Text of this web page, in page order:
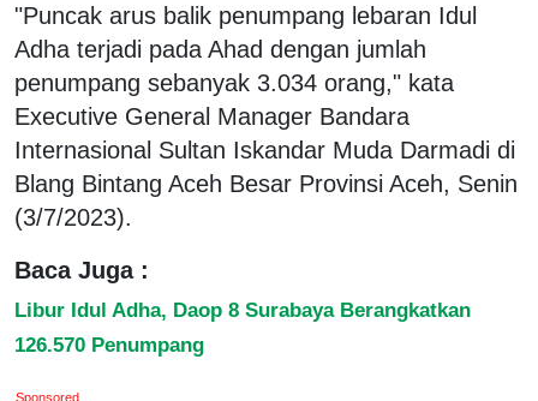
"Puncak arus balik penumpang lebaran Idul
Adha terjadi pada Ahad dengan jumlah
penumpang sebanyak 3.034 orang," kata
Executive General Manager Bandara
Internasional Sultan Iskandar Muda Darmadi di
Blang Bintang Aceh Besar Provinsi Aceh, Senin
(3/7/2023).
Baca Juga :
Libur Idul Adha, Daop 8 Surabaya Berangkatkan
126.570 Penumpang
Sponsored